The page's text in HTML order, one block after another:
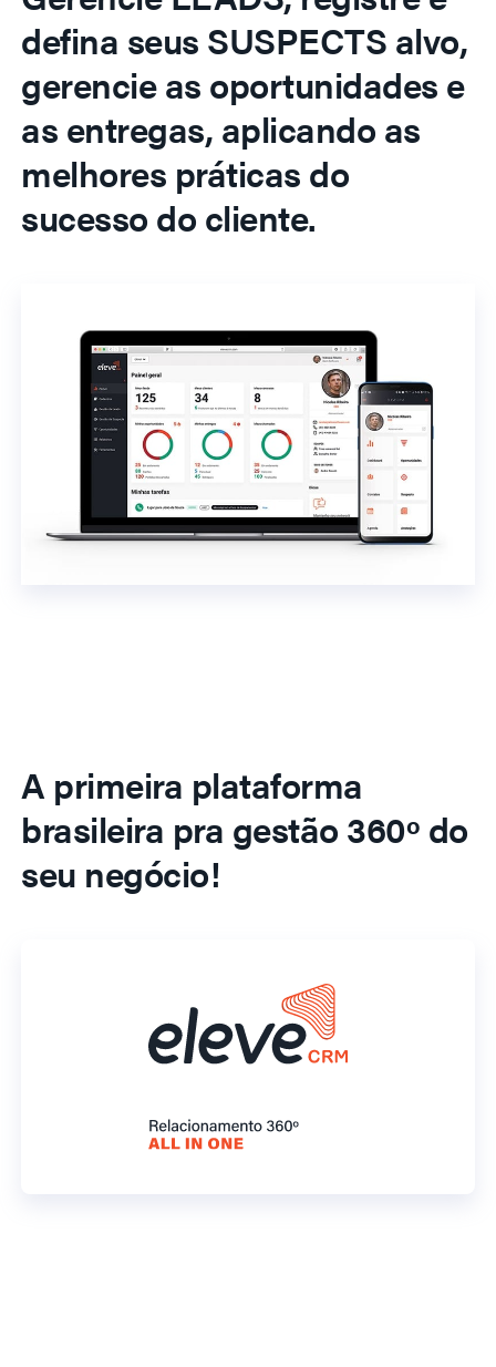
defina seus SUSPECTS alvo,
gerencie as oportunidades e
as entregas, aplicando as
melhores práticas do
sucesso do cliente.
A primeira plataforma
brasileira pra gestão 360º do
seu negócio!